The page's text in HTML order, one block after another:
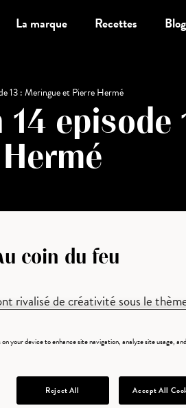
La marque Recettes Blog
13 : Meringue et Pierre Hermé
coin du feu
rivalisé de créativité sous le
Adrien, Victoria,
finale.
your device to enhance site navigation, analyze site usage,
Reject All Accept All